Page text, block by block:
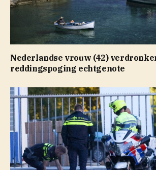
Nederlandse vrouw (42)
reddingspoging echtgenote